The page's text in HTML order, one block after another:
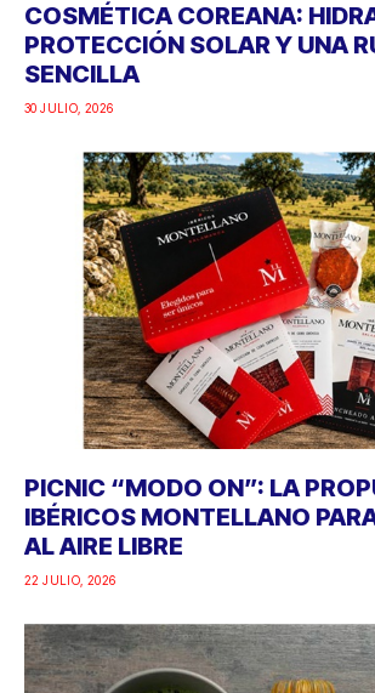
COSMÉTICA COREANA:
PROTECCIÓN SOLAR Y UNA
SENCILLA
30 JULIO, 2026
PICNIC “MODO ON”: LA
IBÉRICOS MONTELLANO
AL AIRE LIBRE
22 JULIO, 2026